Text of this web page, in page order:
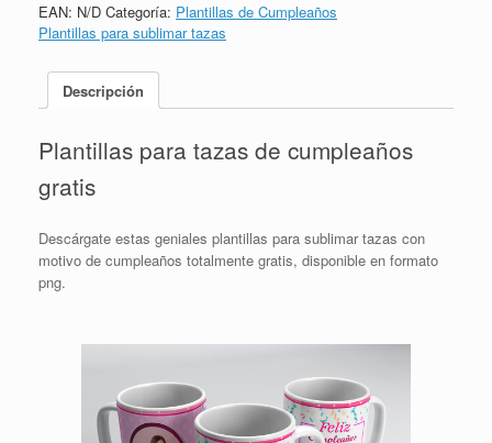
EAN: N/D Categoría: Plantillas de Cumpleaños
Plantillas para sublimar tazas
Descripción
Plantillas para tazas de cumpleaños
gratis
Descárgate estas geniales plantillas para sublimar tazas con
motivo de cumpleaños totalmente gratis, disponible en formato
png.